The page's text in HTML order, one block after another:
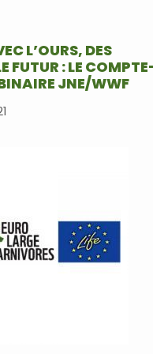
L’OURS, DES
FUTUR : LE
JNE/WWF